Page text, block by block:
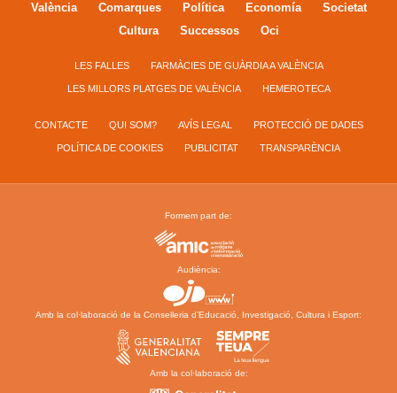
València Comarques Política Economía
Societat
Cultura
Successos Oci
LES FALLES FARMÀCIES DE GUÀRDIA A VALÈNCIA
LES MILLORS PLATGES DE VALÈNCIA HEMEROTECA
CONTACTE QUI SOM? AVÍS LEGAL PROTECCIÓ DE DADES
POLÍTICA DE COOKIES PUBLICITAT TRANSPARÈNCIA
Formem part de:
Audiència:
Amb la col·laboració de la Conselleria d’Educació, Investigació, Cultura i Esport:
Amb la col·laboració de: